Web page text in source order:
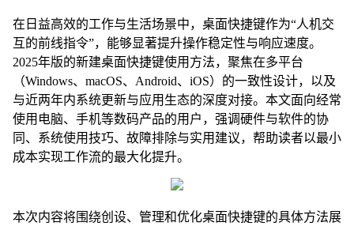
在日益高效的工作与生活场景中，桌面快捷键作为“人机交
互的前线指令”，能够显著提升操作稳定性与响应速度。
2025年版的新建桌面快捷键使用方法，聚焦在多平台
（Windows、macOS、Android、iOS）的一致性设计，以及
与近两年内系统更新与应用生态的深度对接。本文面向经常
使用电脑、手机等数码产品的用户，强调硬件与软件的协
同、系统使用技巧、故障排除与实用建议，帮助读者以最小
成本实现工作流的最大化提升。
本次内容将围绕创设、管理和优化桌面快捷键的具体方法展